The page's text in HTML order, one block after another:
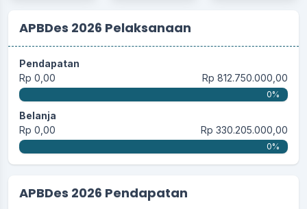
APBDes 2026 Pelaksanaan
Pendapatan
Rp 0,00
Rp 812.750.000,00
0%
Belanja
Rp 0,00
Rp 330.205.000,00
0%
APBDes 2026 Pendapatan